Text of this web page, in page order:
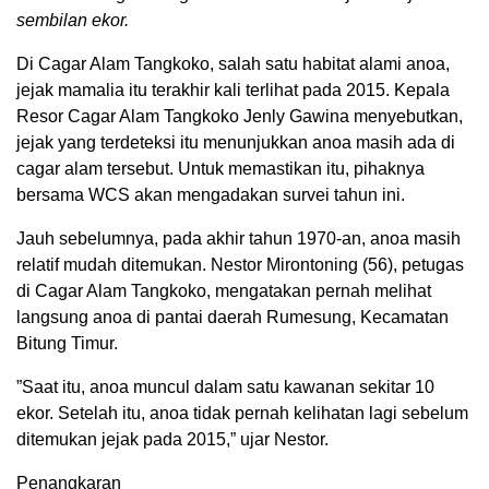
sembilan ekor.
Di Cagar Alam Tangkoko, salah satu habitat alami anoa,
jejak mamalia itu terakhir kali terlihat pada 2015. Kepala
Resor Cagar Alam Tangkoko Jenly Gawina menyebutkan,
jejak yang terdeteksi itu menunjukkan anoa masih ada di
cagar alam tersebut. Untuk memastikan itu, pihaknya
bersama WCS akan mengadakan survei tahun ini.
Jauh sebelumnya, pada akhir tahun 1970-an, anoa masih
relatif mudah ditemukan. Nestor Mirontoning (56), petugas
di Cagar Alam Tangkoko, mengatakan pernah melihat
langsung anoa di pantai daerah Rumesung, Kecamatan
Bitung Timur.
”Saat itu, anoa muncul dalam satu kawanan sekitar 10
ekor. Setelah itu, anoa tidak pernah kelihatan lagi sebelum
ditemukan jejak pada 2015,” ujar Nestor.
Penangkaran